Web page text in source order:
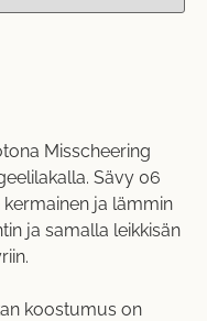
Misscheering
Sävy 06
ja lämmin
ja samalla leikkisän
koostumus on